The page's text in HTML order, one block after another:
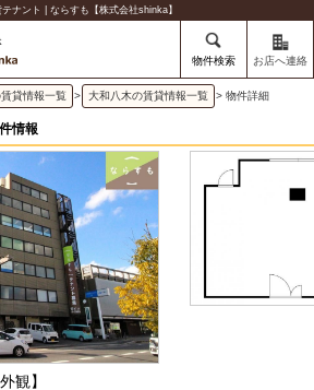
ナント | ならすも【株式会社shinka】
物件検索 お店へ連絡
貸情報一覧 > 大和八木の賃貸情報一覧 > 物件詳細
情報
観】